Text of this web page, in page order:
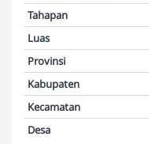
Tahapan
Luas
Provinsi
Kabupaten
Kecamatan
Desa